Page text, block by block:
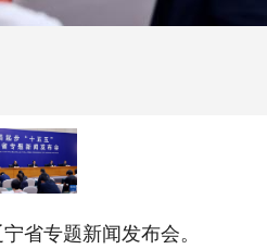
省专题新闻发布会。